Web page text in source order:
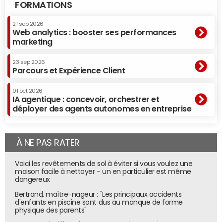
FORMATIONS
21 sep 2026
Web analytics : booster ses performances
marketing
23 sep 2026
Parcours et Expérience Client
01 oct 2026
IA agentique : concevoir, orchestrer et
déployer des agents autonomes en entreprise
À NE PAS RATER
Voici les revêtements de sol à éviter si vous voulez une
maison facile à nettoyer - un en particulier est même
dangereux
Bertrand, maître-nageur : "Les principaux accidents
d'enfants en piscine sont dus au manque de forme
physique des parents"